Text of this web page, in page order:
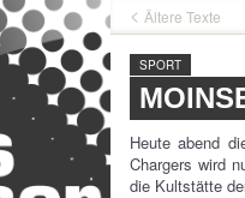
Ältere Texte
SPORT
Heute abend
Chargers wird
die Kultstätte